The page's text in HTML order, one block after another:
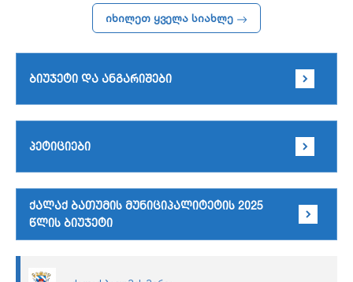
ბიუჯეტი და ანგარიშები
პეტიციები
ქალაქ ბათუმის მუნიციპალიტეტის 2025
წლის ბიუჯეტი
იხილეთ ყველა სიახლე